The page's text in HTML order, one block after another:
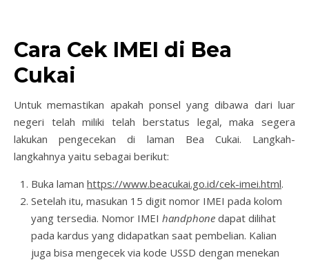
Cara Cek IMEI di Bea
Cukai
Untuk memastikan apakah ponsel yang dibawa dari luar
negeri telah miliki telah berstatus legal, maka segera
lakukan pengecekan di laman Bea Cukai. Langkah-
langkahnya yaitu sebagai berikut:
Buka laman https://www.beacukai.go.id/cek-imei.html.
Setelah itu, masukan 15 digit nomor IMEI pada kolom
yang tersedia. Nomor IMEI handphone dapat dilihat
pada kardus yang didapatkan saat pembelian. Kalian
juga bisa mengecek via kode USSD dengan menekan